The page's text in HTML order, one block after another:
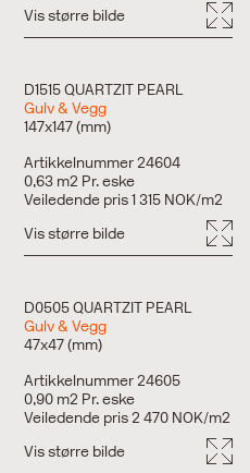
Vis større bilde
D1515 QUARTZIT PEARL
Gulv & Vegg
147x147 (mm)
Artikkelnummer 24604
0,63 m2 Pr. eske
Veiledende pris 1 315 NOK/m2
Vis større bilde
D0505 QUARTZIT PEARL
Gulv & Vegg
47x47 (mm)
Artikkelnummer 24605
0,90 m2 Pr. eske
Veiledende pris 2 470 NOK/m2
Vis større bilde